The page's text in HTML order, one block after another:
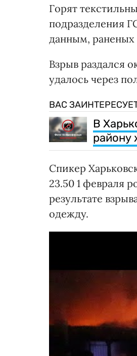
Горят
подразделения
данным, раненых
Взрыв раздался
удалось через
ВАС
В
району
Спикер
23.50 1 февраля
результате
одежду.